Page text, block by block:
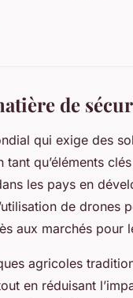
de
qui exige des
qu’éléments
les pays en
de drones
aux marchés pour
agricoles
en réduisant